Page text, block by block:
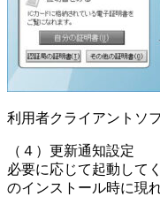
利用者クライアントソ
（４）更新通知設定
必要に応じて起動して
のインストール時に現